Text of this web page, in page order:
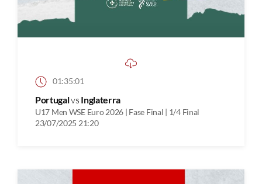
01:35:01
Portugalvs Inglaterra
U17 Men WSE Euro 2026 | Fase Final | 1/4 Final
23/07/2025 21:20